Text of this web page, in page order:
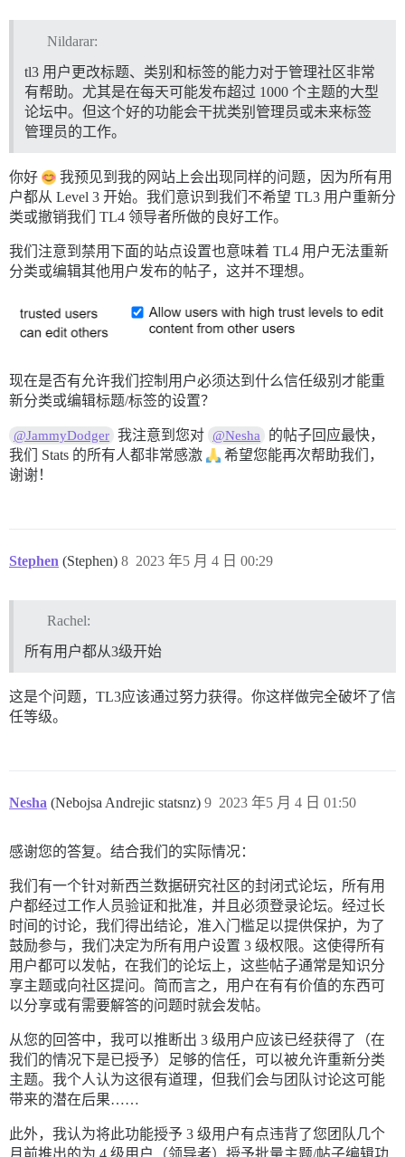
Nildarar:
tl3 用户更改标题、类别和标签的能力对于管理社区非常
有帮助。尤其是在每天可能发布超过 1000 个主题的大型
论坛中。但这个好的功能会干扰类别管理员或未来标签
管理员的工作。
你好
我预见到我的网站上会出现同样的问题，因为所有用
户都从 Level 3 开始。我们意识到我们不希望 TL3 用户重新分
类或撤销我们 TL4 领导者所做的良好工作。
我们注意到禁用下面的站点设置也意味着 TL4 用户无法重新
分类或编辑其他用户发布的帖子，这并不理想。
现在是否有允许我们控制用户必须达到什么信任级别才能重
新分类或编辑标题/标签的设置？
@JammyDodger 我注意到您对 @Nesha
的帖子回应最快，
我们 Stats 的所有人都非常感激
希望您能再次帮助我们，
谢谢！
Stephen (Stephen) 2023 年5 月 4 日 00:29
8
Rachel:
所有用户都从3级开始
这是个问题，TL3应该通过努力获得。你这样做完全破坏了信
任等级。
Nesha (Nebojsa Andrejic statsnz) 2023 年5 月 4 日 01:50
9
感谢您的答复。结合我们的实际情况：
我们有一个针对新西兰数据研究社区的封闭式论坛，所有用
户都经过工作人员验证和批准，并且必须登录论坛。经过长
时间的讨论，我们得出结论，准入门槛足以提供保护，为了
鼓励参与，我们决定为所有用户设置 3 级权限。这使得所有
用户都可以发帖，在我们的论坛上，这些帖子通常是知识分
享主题或向社区提问。简而言之，用户在有有价值的东西可
以分享或有需要解答的问题时就会发帖。
从您的回答中，我可以推断出 3 级用户应该已经获得了（在
我们的情况下是已授予）足够的信任，可以被允许重新分类
主题。我个人认为这很有道理，但我们会与团队讨论这可能
带来的潜在后果……
此外，我认为将此功能授予 3 级用户有点违背了您团队几个